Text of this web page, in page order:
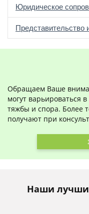
Юридическое
Представительство
Обращаем Ваше
могут варьироваться
тяжбы и спора. Более
получают при
Наши